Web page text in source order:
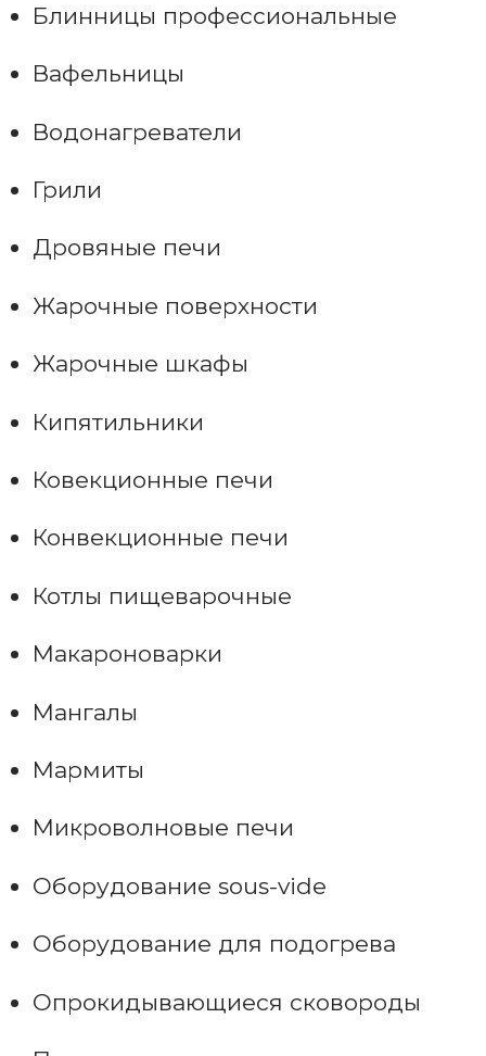
Блинницы профессиональные
Вафельницы
Водонагреватели
Грили
Дровяные печи
Жарочные поверхности
Жарочные шкафы
Кипятильники
Ковекционные печи
Конвекционные печи
Котлы пищеварочные
Макароноварки
Мангалы
Мармиты
Микроволновые печи
Оборудование sous-vide
Оборудование для подогрева
Опрокидывающиеся сковороды